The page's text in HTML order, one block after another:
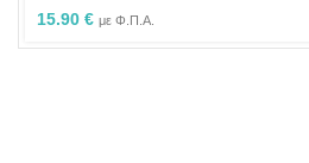
15.90 € με Φ.Π.Α.